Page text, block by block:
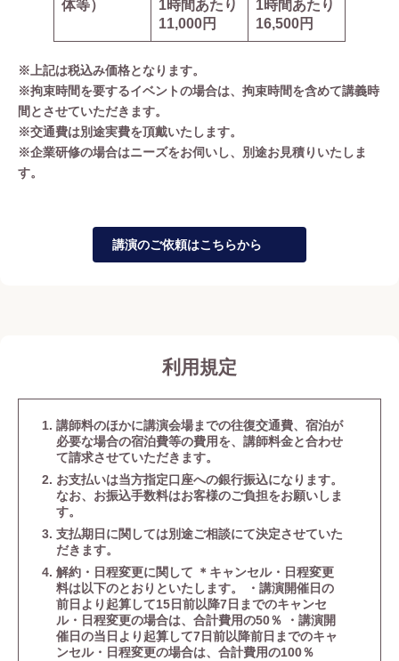
体等）
1時間あたり
11,000円
1時間あたり
16,500円
※上記は税込み価格となります。
※拘束時間を要するイベントの場合は、拘束時間を含めて講義時
間とさせていただきます。
※交通費は別途実費を頂戴いたします。
※企業研修の場合はニーズをお伺いし、別途お見積りいたしま
す。
講演のご依頼はこちらから
利用規定
講師料のほかに講演会場までの往復交通費、宿泊が
必要な場合の宿泊費等の費用を、講師料金と合わせ
て請求させていただきます。
お支払いは当方指定口座への銀行振込になります。
なお、お振込手数料はお客様のご負担をお願いしま
す。
支払期日に関しては別途ご相談にて決定させていた
だきます。
解約・日程変更に関して ＊キャンセル・日程変更
料は以下のとおりといたします。 ・講演開催日の
前日より起算して15日前以降7日までのキャンセ
ル・日程変更の場合は、合計費用の50％ ・講演開
催日の当日より起算して7日前以降前日までのキャ
ンセル・日程変更の場合は、合計費用の100％